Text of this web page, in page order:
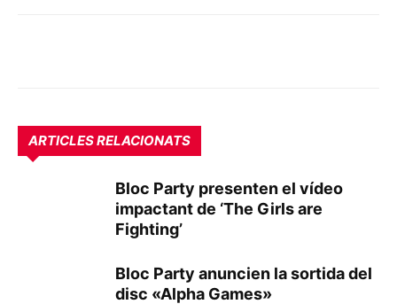
ARTICLES RELACIONATS
Bloc Party presenten el vídeo
impactant de ‘The Girls are
Fighting’
Bloc Party anuncien la sortida del
disc «Alpha Games»